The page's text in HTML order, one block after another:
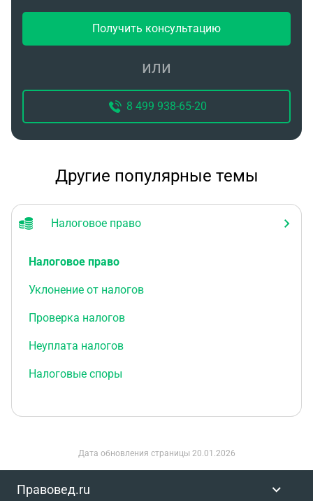
Получить консультацию
или
8 499 938-65-20
Другие популярные темы
Налоговое право
Налоговое право
Уклонение от налогов
Проверка налогов
Неуплата налогов
Налоговые споры
Дата обновления страницы 20.01.2026
Правовед.ru